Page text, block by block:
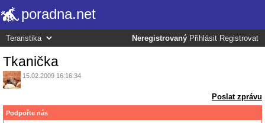
poradna.net
Neregistrovaný Přihlásit Registrovat
Tkanička
15.02.2009 16:16:34
Poslat zprávu
Podpořte nás